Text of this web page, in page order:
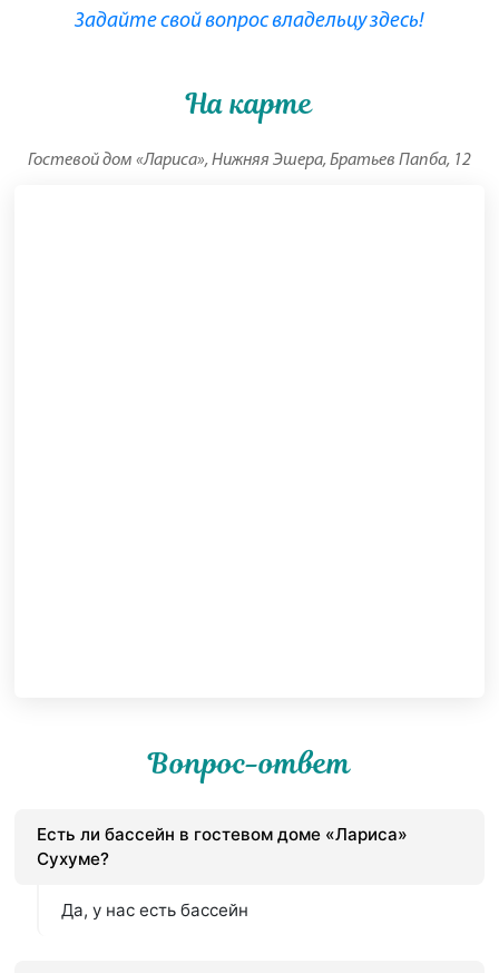
Задайте свой вопрос владельцу здесь!
На карте
Гостевой дом «Лариса», Нижняя Эшера, Братьев Папба, 12
Вопрос-ответ
Есть ли бассейн в гостевом доме «Лариса»
Сухуме?
Да, у нас есть бассейн